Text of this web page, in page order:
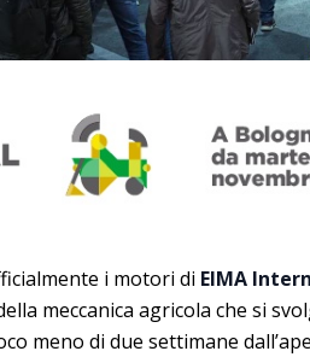
i motori di EIMA
meccanica agricola che si
meno di due settimane